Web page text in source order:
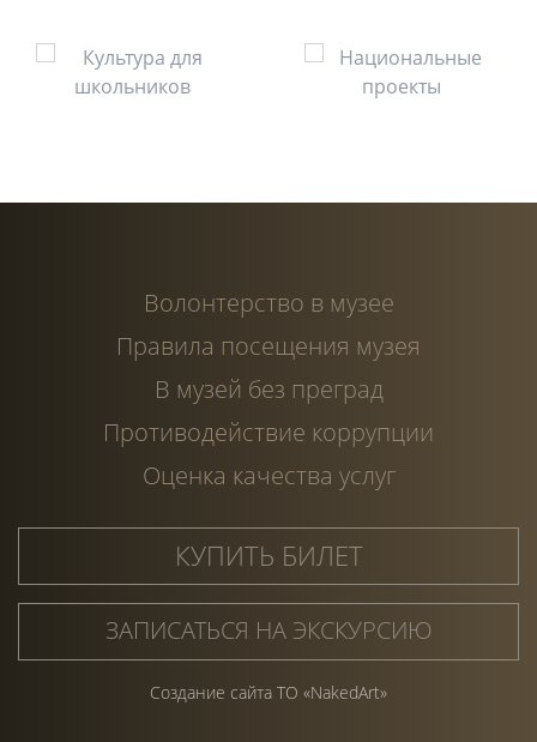
Волонтерство в музее
Правила посещения музея
В музей без преград
Противодействие коррупции
Оценка качества услуг
КУПИТЬ БИЛЕТ
ЗАПИСАТЬСЯ НА ЭКСКУРСИЮ
Создание сайта ТО «NakedArt»